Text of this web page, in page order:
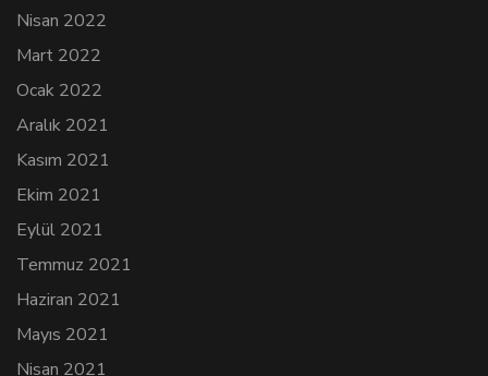
Nisan 2022
Mart 2022
Ocak 2022
Aralık 2021
Kasım 2021
Ekim 2021
Eylül 2021
Temmuz 2021
Haziran 2021
Mayıs 2021
Nisan 2021